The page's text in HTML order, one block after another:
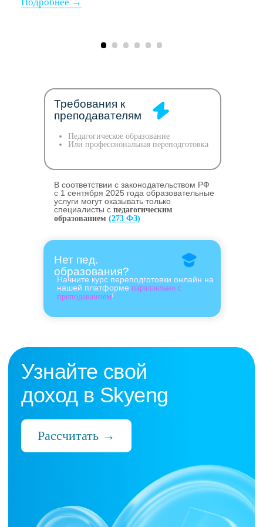
Педагогическое образование
Или профессиональная переподготовка
В соответствии с законодательством РФ
c 1 сентября 2025 года образовательные
услуги могут оказывать только
специалисты с педагогическим
образованием (273 ФЗ)
Начните курс переподготовки онлайн на
нашей платформе параллельно с
преподаванием!
Требования к
преподавателям
Нет пед.
образования?
Нас выбрали 10 000+
которые ценят:
Время
Готовые планы и материалы, онлайн-
платформа с автопроверкой заданий,
поддержка 24/7 и никакой бюрократии
Деньги
без штрафов и переработок, скрытых
условий и неприятных сюрпризов
Уважение к преподавателю и его